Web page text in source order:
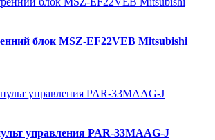
блок MSZ-EF22VEB Mitsubishi
управления PAR-33MAAG-J